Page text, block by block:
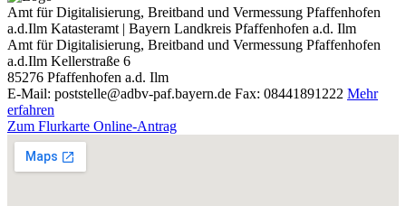
Amt für Digitalisierung, Breitband und Vermessung Pfaffenhofen
a.d.Ilm Katasteramt | Bayern Landkreis Pfaffenhofen a.d. Ilm
Amt für Digitalisierung, Breitband und Vermessung Pfaffenhofen
a.d.Ilm Kellerstraße 6
85276 Pfaffenhofen a.d. Ilm
E-Mail: poststelle@adbv-paf.bayern.de Fax: 08441891222 Mehr
erfahren
Zum Flurkarte Online-Antrag